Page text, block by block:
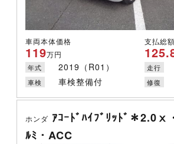
車両本体価格
119万円
支払総額
年式 2019（R01） 走行
車検 車検整備付 修復
ホンダ ｱｺｰﾄﾞﾊｲﾌﾞﾘｯﾄﾞ＊2.0ⅹ
ﾙﾐ・ACC